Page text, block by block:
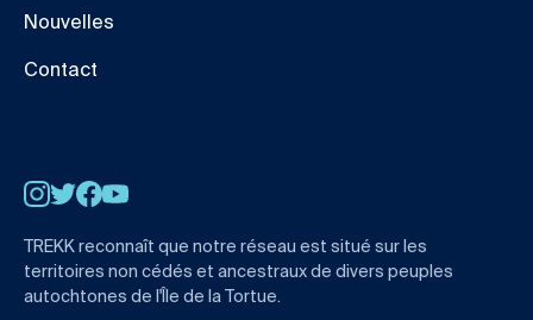
Nouvelles
Contact
Instagram
Twitter
Facebook
TREKK reconnaît que notre réseau est situé sur les
territoires non cédés et ancestraux de divers peuples
autochtones de l'Île de la Tortue.